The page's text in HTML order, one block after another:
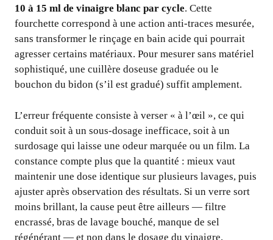
10 à 15 ml de vinaigre blanc par cycle. Cette
fourchette correspond à une action anti-traces mesurée,
sans transformer le rinçage en bain acide qui pourrait
agresser certains matériaux. Pour mesurer sans matériel
sophistiqué, une cuillère doseuse graduée ou le
bouchon du bidon (s’il est gradué) suffit amplement.
L’erreur fréquente consiste à verser « à l’œil », ce qui
conduit soit à un sous-dosage inefficace, soit à un
surdosage qui laisse une odeur marquée ou un film. La
constance compte plus que la quantité : mieux vaut
maintenir une dose identique sur plusieurs lavages, puis
ajuster après observation des résultats. Si un verre sort
moins brillant, la cause peut être ailleurs — filtre
encrassé, bras de lavage bouché, manque de sel
régénérant — et non dans le dosage du vinaigre.